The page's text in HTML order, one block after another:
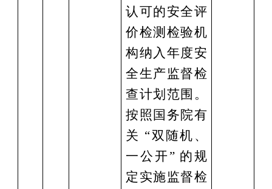
认可的安全评
价检测检验机
构纳入年度安
全生产监督检
查计划范围。
按照国务院有
关 “双随机、
一公开” 的规
定实施监督检